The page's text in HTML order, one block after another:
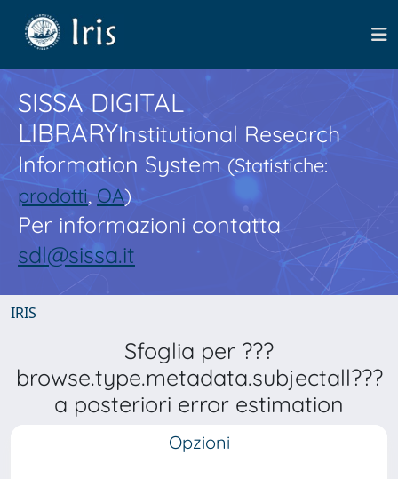
SISSA DIGITAL
LIBRARYInstitutional Research
Information System(Statistiche:
prodotti,OA)
Per informazioni contatta
sdl@sissa.it
IRIS
Sfoglia per ???
browse.type.metadata.subjectall???
a posteriori error estimation
Opzioni